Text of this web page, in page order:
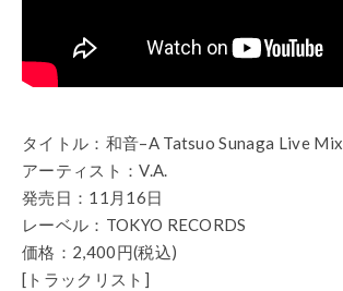
タイトル：和音–A Tatsuo Sunaga Live Mix
アーティスト：V.A.
発売日：11月16日
レーベル：TOKYO RECORDS
価格：2,400円(税込)
[トラックリスト]